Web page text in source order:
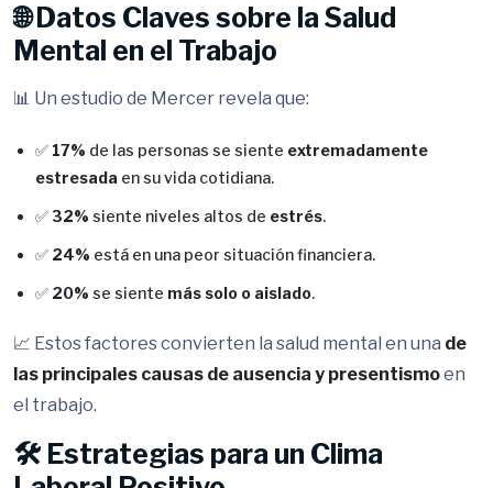
🌐 Datos Claves sobre la Salud
Mental en el Trabajo
📊 Un estudio de Mercer revela que:
✅ 17% de las personas se siente extremadamente
estresada en su vida cotidiana.
✅ 32% siente niveles altos de estrés.
✅ 24% está en una peor situación financiera.
✅ 20% se siente más solo o aislado.
📈 Estos factores convierten la salud mental en una de
las principales causas de ausencia y presentismoen
el trabajo.
🛠️ Estrategias para un Clima